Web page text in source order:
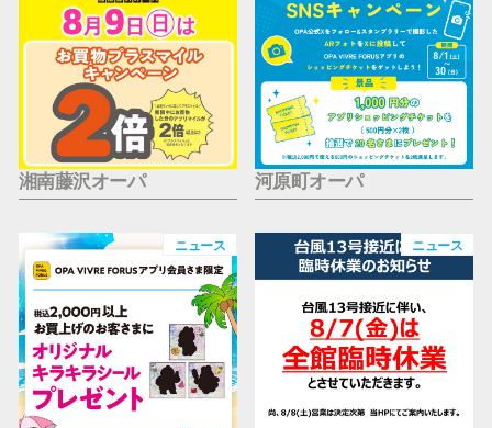
湘南藤沢オーパ 河原町オーパ
ニュース ニュース